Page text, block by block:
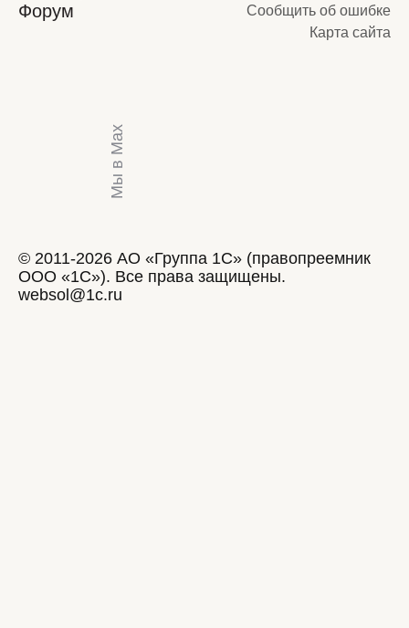
Форум
Сообщить об ошибке
Карта сайта
Мы в Max
© 2011-2026 АО «Группа 1С» (правопреемник
ООО «1С»). Все права защищены.
websol@1c.ru